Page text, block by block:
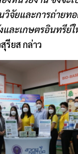
จัยและการถ่ายทอ
ละเกษตรอินทรีย์ใ
รียส กล่าว